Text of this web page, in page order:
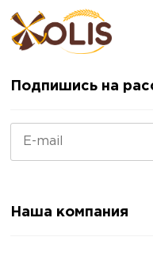
Подпишись на
Наша компания